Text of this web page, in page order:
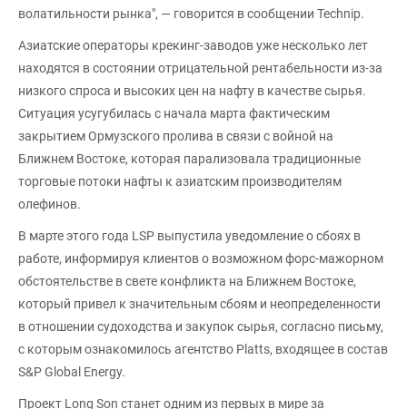
волатильности рынка", — говорится в сообщении Technip.
Азиатские операторы крекинг-заводов уже несколько лет
находятся в состоянии отрицательной рентабельности из-за
низкого спроса и высоких цен на нафту в качестве сырья.
Ситуация усугубилась с начала марта фактическим
закрытием Ормузского пролива в связи с войной на
Ближнем Востоке, которая парализовала традиционные
торговые потоки нафты к азиатским производителям
олефинов.
В марте этого года LSP выпустила уведомление о сбоях в
работе, информируя клиентов о возможном форс-мажорном
обстоятельстве в свете конфликта на Ближнем Востоке,
который привел к значительным сбоям и неопределенности
в отношении судоходства и закупок сырья, согласно письму,
с которым ознакомилось агентство Platts, входящее в состав
S&P Global Energy.
Проект Long Son станет одним из первых в мире за